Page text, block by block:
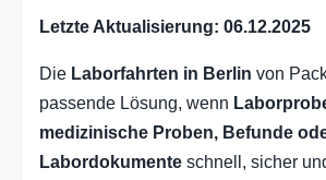
Letzte Aktualisierung: 06.12.2025
Die Laborfahrten in Berlin von
passende Lösung, wenn
medizinische Proben, Befunde
Labordokumente schnell, sicher